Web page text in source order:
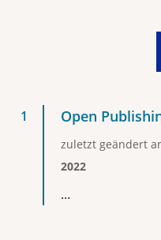
Open
zuletzt geändert
2022
...